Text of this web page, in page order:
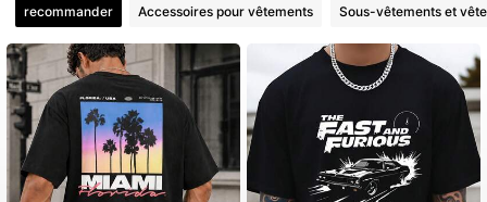
recommander Accessoires pour vêtements Sous-vêtements et